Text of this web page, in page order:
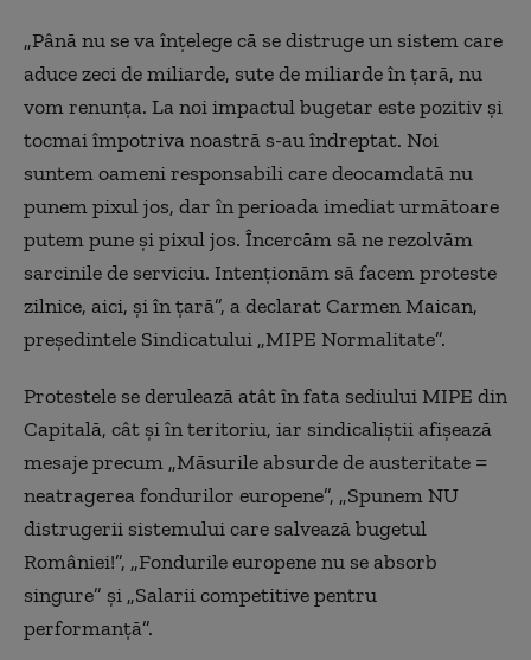
„Până nu se va înţelege că se distruge un sistem care
aduce zeci de miliarde, sute de miliarde în ţară, nu
vom renunţa. La noi impactul bugetar este pozitiv şi
tocmai împotriva noastră s-au îndreptat. Noi
suntem oameni responsabili care deocamdată nu
punem pixul jos, dar în perioada imediat următoare
putem pune şi pixul jos. Încercăm să ne rezolvăm
sarcinile de serviciu. Intenţionăm să facem proteste
zilnice, aici, şi în ţară”, a declarat Carmen Maican,
preşedintele Sindicatului „MIPE Normalitate”.
Protestele se derulează atât în fata sediului MIPE din
Capitală, cât şi în teritoriu, iar sindicaliştii afişează
mesaje precum „Măsurile absurde de austeritate =
neatragerea fondurilor europene”, „Spunem NU
distrugerii sistemului care salvează bugetul
României!”, „Fondurile europene nu se absorb
singure” şi „Salarii competitive pentru
performanţă”.